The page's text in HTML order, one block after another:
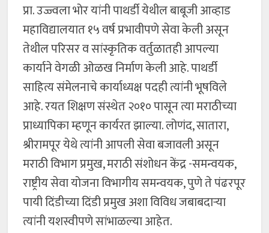
प्रा. उज्ज्वला भोर यांनी पाथर्डी येथील बाबूजी आव्हाड
महाविद्यालयात १५ वर्ष प्रभावीपणे सेवा केली असून
तेथील परिसर व सांस्कृतिक वर्तुळातही आपल्या
कार्याने वेगळी ओळख निर्माण केली आहे. पाथर्डी
साहित्य संमेलनाचे कार्याध्यक्ष पदही त्यांनी भूषविले
आहे. रयत शिक्षण संस्थेत २०१० पासून त्या मराठीच्या
प्राध्यापिका म्हणून कार्यरत झाल्या. लोणंद, सातारा,
श्रीरामपूर येथे त्यांनी आपली सेवा बजावली असून
मराठी विभाग प्रमुख, मराठी संशोधन केंद्र -समन्वयक,
राष्ट्रीय सेवा योजना विभागीय समन्वयक, पुणे ते पंढरपूर
पायी दिंडीच्या दिंडी प्रमुख अशा विविध जबाबदाऱ्या
त्यांनी यशस्वीपणे सांभाळल्या आहेत.